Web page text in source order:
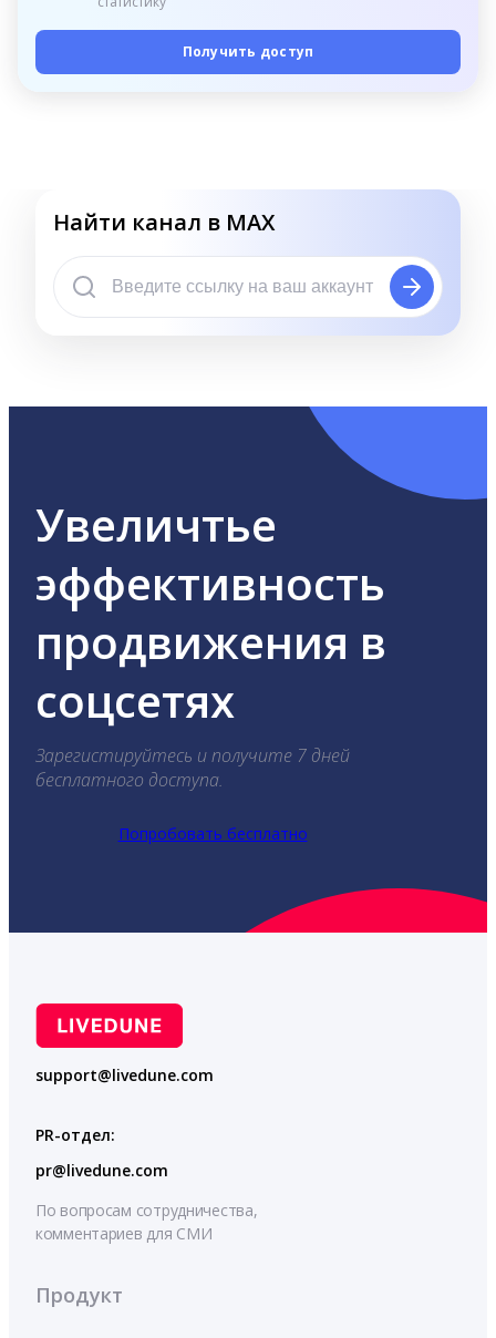
Получить доступ
Найти канал в MAX
Увеличтье
эффективность
продвижения в
соцсетях
Зарегистируйтесь и получите 7 дней
бесплатного доступа.
Попробовать бесплатно
support@livedune.com
PR-отдел:
pr@livedune.com
По вопросам сотрудничества,
комментариев для СМИ
Продукт